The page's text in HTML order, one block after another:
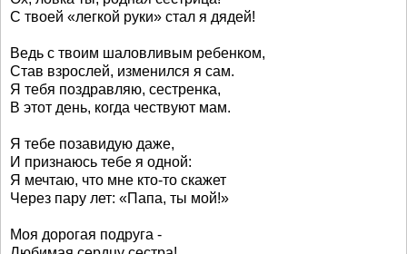
С твоей «легкой руки» стал я дядей!
Ведь с твоим шаловливым ребенком,
Став взрослей, изменился я сам.
Я тебя поздравляю, сестренка,
В этот день, когда чествуют мам.
Я тебе позавидую даже,
И признаюсь тебе я одной:
Я мечтаю, что мне кто-то скажет
Через пару лет: «Папа, ты мой!»
Моя дорогая подруга -